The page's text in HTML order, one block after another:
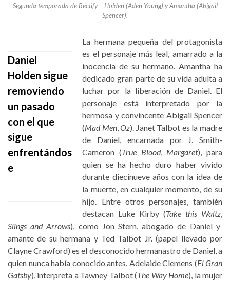
Segunda temporada de Rectify – Holden (Aden Young) y Amantha (Abigail
Spencer).
Daniel
Holden sigue
removiendo
un pasado
con el que
sigue
enfrentándos
e
La hermana pequeña del protagonista
es el personaje más leal, amarrado a la
inocencia de su hermano. Amantha ha
dedicado gran parte de su vida adulta a
luchar por la liberación de Daniel. El
personaje está interpretado por la
hermosa y convincente Abigail Spencer
(Mad Men,Oz). Janet Talbot es la madre
de Daniel, encarnada por J. Smith-
Cameron (True Blood, Margaret), para
quien se ha hecho duro haber vivido
durante diecinueve años con la idea de
la muerte, en cualquier momento, de su
hijo. Entre otros personajes, también
destacan Luke Kirby (Take this Waltz,
Slings and Arrows), como Jon Stern, abogado de Daniel y
amante de su hermana y Ted Talbot Jr. (papel llevado por
Clayne Crawford) es el desconocido hermanastro de Daniel, a
quien nunca había conocido antes. Adelaide Clemens (El Gran
Gatsby), interpreta a Tawney Talbot (The Way Home), la mujer